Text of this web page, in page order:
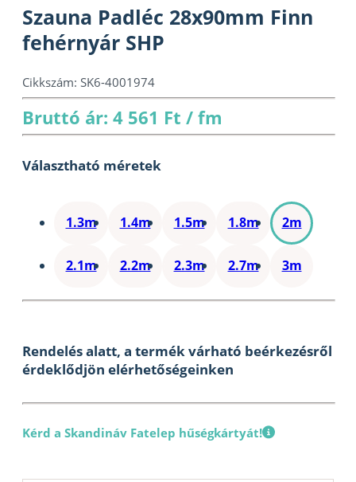
Szauna Padléc 28x90mm Finn
fehérnyár SHP
Cikkszám: SK6-4001974
Bruttó ár: 4 561 Ft / fm
Választható méretek
1.3m 1.4m 1.5m 1.8m 2m
2.1m 2.2m 2.3m 2.7m 3m
Rendelés alatt, a termék várható beérkezésről
érdeklődjön elérhetőségeinken
Kérd a Skandináv Fatelep hűségkártyát!